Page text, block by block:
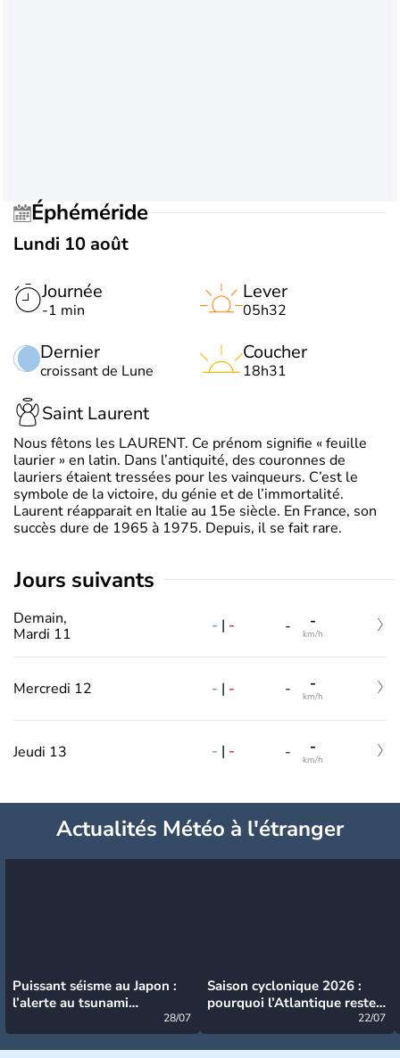
Éphéméride
Lundi 10 août
Journée
-1 min
Dernier
croissant de Lune
Lever
05h32
Coucher
18h31
Saint Laurent
Nous fêtons les LAURENT. Ce prénom signifie « feuille
laurier » en latin. Dans l’antiquité, des couronnes de
lauriers étaient tressées pour les vainqueurs. C’est le
symbole de la victoire, du génie et de l’immortalité.
Laurent réapparait en Italie au 15e siècle. En France, son
succès dure de 1965 à 1975. Depuis, il se fait rare.
jours suivants
Demain,
Mardi 11
- | - - -
km/h
Mercredi 12 - | - - -
km/h
Jeudi 13 - | - - -
km/h
Actualités Météo à l'étranger
Puissant séisme au Japon :
l’alerte au tsunami
28/07
Saison cyclonique 2026 :
pourquoi l’Atlantique reste
22/07